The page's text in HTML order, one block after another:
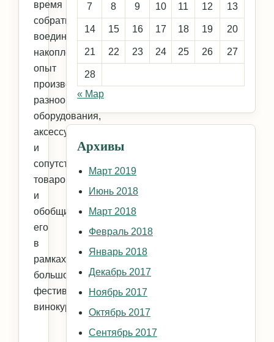
время
собрать
воедино
накопленный
опыт
производителей
разнообразного
оборудования,
аксессуаров
и
сопутствующих
товаров,
и
обобщить
его
в
рамках
большого
фестиваля
винокурения.
7 8 9 10 11 12 13
14 15 16 17 18 19 20
21 22 23 24 25 26 27
28
« Мар
Архивы
Март 2019
Июнь 2018
Март 2018
Февраль 2018
Январь 2018
Декабрь 2017
Ноябрь 2017
Октябрь 2017
Сентябрь 2017